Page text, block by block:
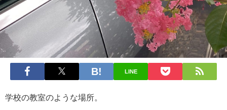
LINE
学校の教室のような場所。